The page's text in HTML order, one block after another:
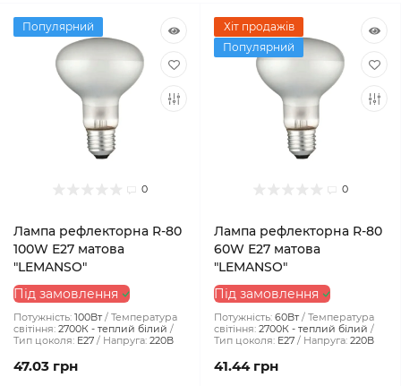
Популярний
0
Лампа рефлекторна R-80
100W Е27 матова
"LEMANSO"
Під замовлення
Потужність: 100Вт
Температура
світіння: 2700К - теплий білий
Тип цоколя: E27 Напруга: 220В
47.03 грн
Хіт продажів
Популярний
0
Лампа рефлекторна R-80
60W Е27 матова
"LEMANSO"
Під замовлення
Потужність: 60Вт
Температура
світіння: 2700К - теплий білий
Тип цоколя: E27 Напруга: 220В
41.44 грн